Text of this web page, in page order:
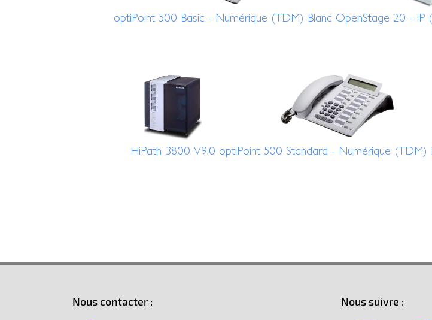
optiPoint 500 Basic - Numérique (TDM) Blanc OpenStage 20 - IP
HiPath 3800 V9.0 optiPoint 500 Standard - Numérique (TDM)
Nous contacter : Nous suivre :